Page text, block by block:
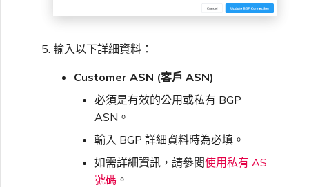
輸入以下詳細資料：
Customer ASN (客戶 ASN)
必須是有效的公用或私有 BGP
ASN。
輸入 BGP 詳細資料時為必填。
如需詳細資訊，請參閱使用私有 AS
號碼 。